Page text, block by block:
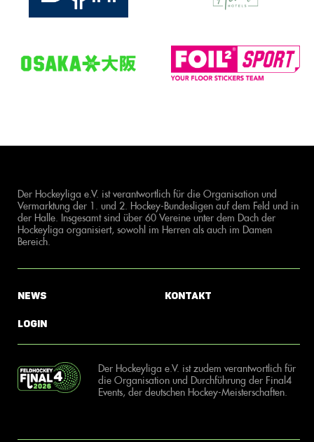
Der Hockeyliga e.V. ist verantwortlich für die Organisation und
Vermarktung der 1. und 2. Hockey-Bundesligen auf dem Feld und in
der Halle. Insgesamt sind über 60 Vereine unter dem Dach der
Hockeyliga organisiert, sowohl im Herren als auch im Damen
Bereich.
News
Login
Kontakt
Der Hockeyliga e.V. ist zudem verantwortlich für
die Organisation und Durchführung der Final4
Events, der deutschen Hockey-Meisterschaften.